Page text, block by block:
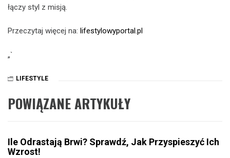
łączy styl z misją.
Przeczytaj więcej na: lifestylowyportal.pl
„`
LIFESTYLE
POWIĄZANE ARTYKUŁY
Ile Odrastają Brwi? Sprawdź, Jak Przyspieszyć Ich
Wzrost!